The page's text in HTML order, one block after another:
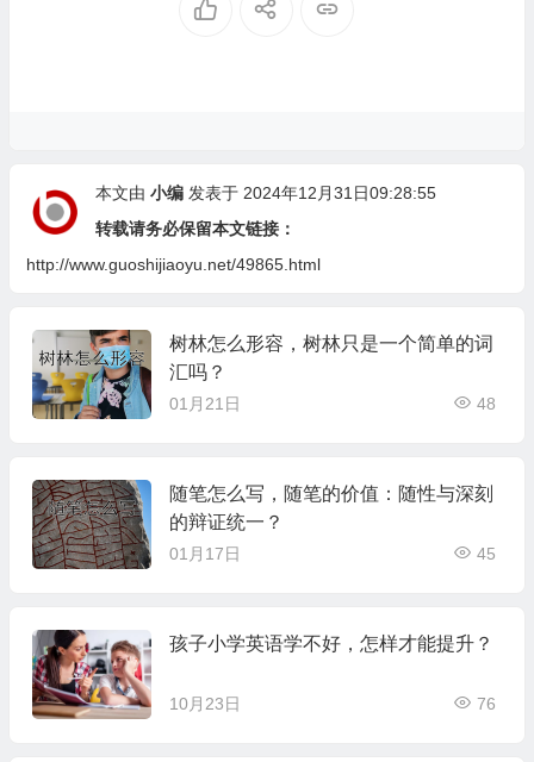
本文由 小编发表于 2024年12月31日09:28:55
转载请务必保留本文链接：
http://www.guoshijiaoyu.net/49865.html
树林怎么形容，树林只是一个简单的词
汇吗？
01月21日 48
随笔怎么写，随笔的价值：随性与深刻
的辩证统一？
01月17日 45
孩子小学英语学不好，怎样才能提升？
10月23日 76